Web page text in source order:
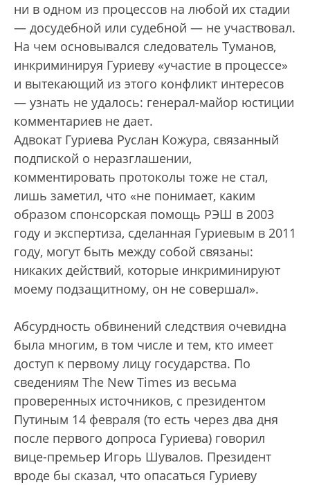
ни в одном из процессов на любой их стадии
— досудебной или судебной — не участвовал.
На чем основывался следователь Туманов,
инкриминируя Гуриеву «участие в процессе»
и вытекающий из этого конфликт интересов
— узнать не удалось: генерал-майор юстиции
комментариев не дает.
Адвокат Гуриева Руслан Кожура, связанный
подпиской о неразглашении,
комментировать протоколы тоже не стал,
лишь заметил, что «не понимает, каким
образом спонсорская помощь РЭШ в 2003
году и экспертиза, сделанная Гуриевым в 2011
году, могут быть между собой связаны:
никаких действий, которые инкриминируют
моему подзащитному, он не совершал».
Абсурдность обвинений следствия очевидна
была многим, в том числе и тем, кто имеет
доступ к первому лицу государства. По
сведениям The New Times из весьма
проверенных источников, с президентом
Путиным 14 февраля (то есть через два дня
после первого допроса Гуриева) говорил
вице-премьер Игорь Шувалов. Президент
вроде бы сказал, что опасаться Гуриеву